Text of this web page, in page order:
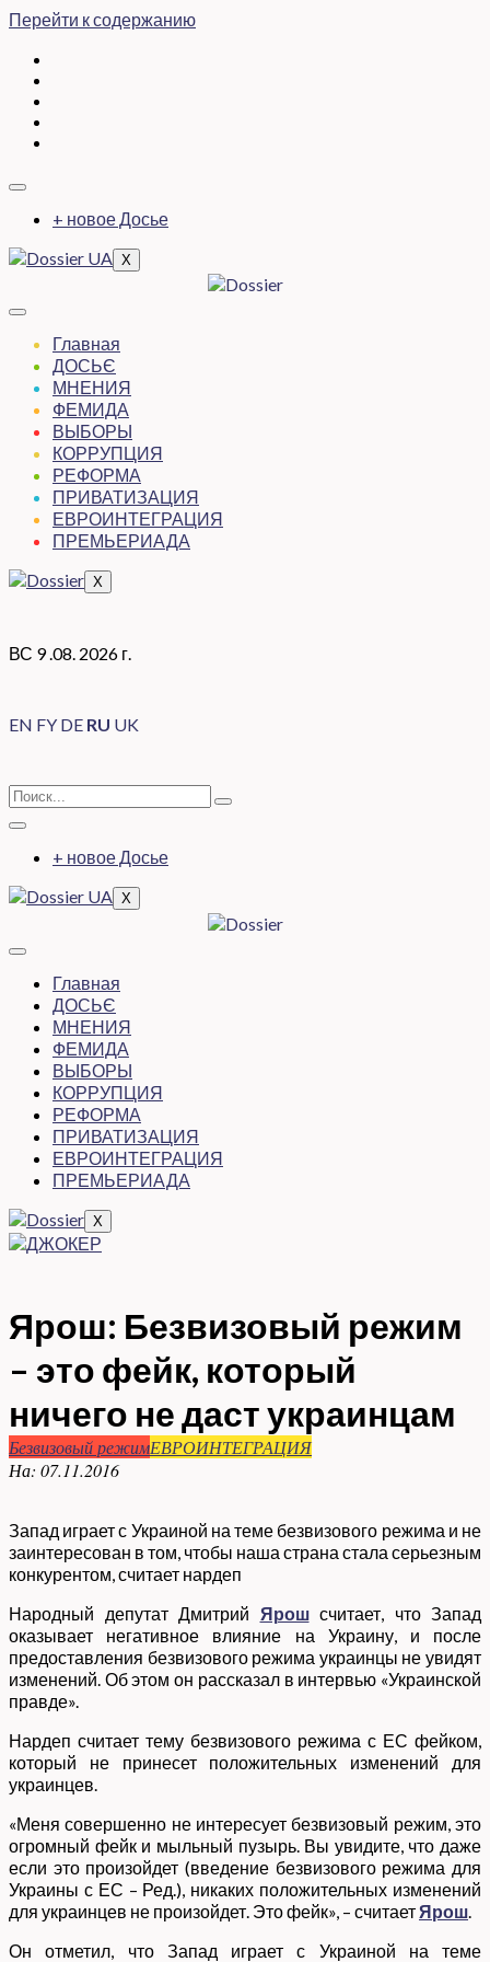
Перейти к содержанию
+ новое Досье
X
Главная
ДОСЬЄ
МНЕНИЯ
ФЕМИДА
ВЫБОРЫ
КОРРУПЦИЯ
РЕФОРМА
ПРИВАТИЗАЦИЯ
ЕВРОИНТЕГРАЦИЯ
ПРЕМЬЕРИАДА
X
ВС 9 .08. 2026 г.
EN FY DE RU UK
+ новое Досье
X
Главная
ДОСЬЄ
МНЕНИЯ
ФЕМИДА
ВЫБОРЫ
КОРРУПЦИЯ
РЕФОРМА
ПРИВАТИЗАЦИЯ
ЕВРОИНТЕГРАЦИЯ
ПРЕМЬЕРИАДА
X
Ярош: Безвизовый режим
– это фейк, который
ничего не даст украинцам
Безвизовый режимЕВРОИНТЕГРАЦИЯ
На: 07.11.2016
Запад играет с Украиной на теме безвизового режима и не
заинтересован в том, чтобы наша страна стала серьезным
конкурентом, считает нардеп
Народный депутат Дмитрий Ярошсчитает, что Запад
оказывает негативное влияние на Украину, и после
предоставления безвизового режима украинцы не увидят
изменений. Об этом он рассказал в интервью «Украинской
правде».
Нардеп считает тему безвизового режима с ЕС фейком,
который не принесет положительных изменений для
украинцев.
«Меня совершенно не интересует безвизовый режим, это
огромный фейк и мыльный пузырь. Вы увидите, что даже
если это произойдет (введение безвизового режима для
Украины с ЕС – Ред.), никаких положительных изменений
для украинцев не произойдет. Это фейк», – считаетЯрош.
Он отметил, что Запад играет с Украиной на теме